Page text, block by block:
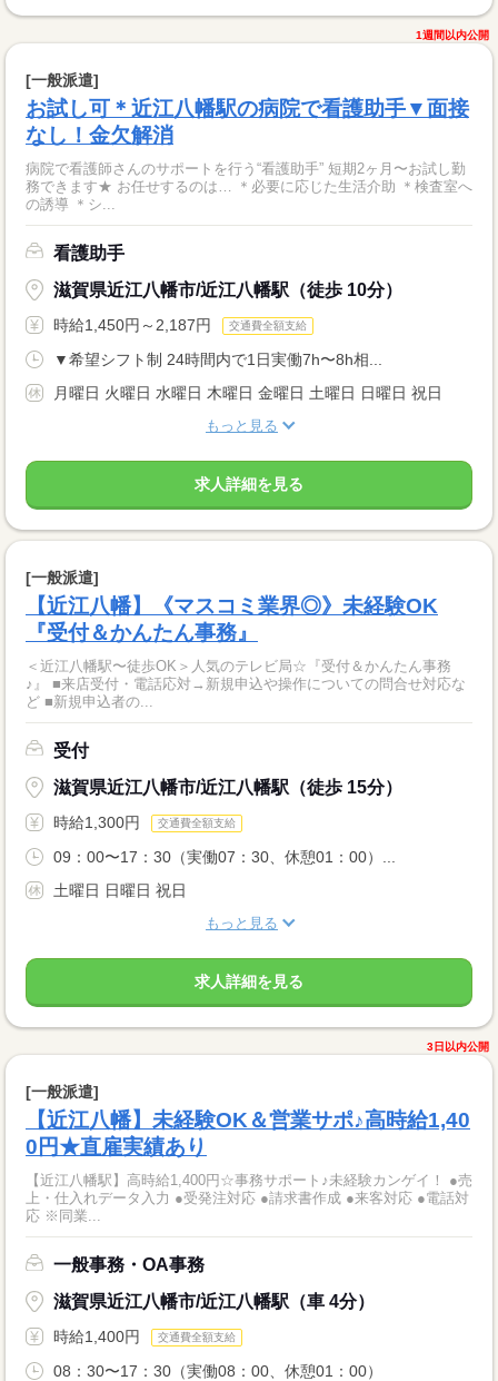
1週間以内公開
[一般派遣]
お試し可＊近江八幡駅の病院で看護助手▼面接
なし！金欠解消
病院で看護師さんのサポートを行う“看護助手” 短期2ヶ月〜お試し勤
務できます★ お任せするのは… ＊必要に応じた生活介助 ＊検査室へ
の誘導 ＊シ...
看護助手
滋賀県近江八幡市/近江八幡駅（徒歩 10分）
時給1,450円～2,187円 交通費全額支給
▼希望シフト制 24時間内で1日実働7h〜8h相...
月曜日 火曜日 水曜日 木曜日 金曜日 土曜日 日曜日 祝日
もっと見る
求人詳細を見る
[一般派遣]
【近江八幡】《マスコミ業界◎》未経験OK
『受付＆かんたん事務』
＜近江八幡駅〜徒歩OK＞人気のテレビ局☆『受付＆かんたん事務
♪』 ■来店受付・電話応対→新規申込や操作についての問合せ対応な
ど ■新規申込者の...
受付
滋賀県近江八幡市/近江八幡駅（徒歩 15分）
時給1,300円 交通費全額支給
09：00〜17：30（実働07：30、休憩01：00）...
土曜日 日曜日 祝日
もっと見る
求人詳細を見る
3日以内公開
[一般派遣]
【近江八幡】未経験OK＆営業サポ♪高時給1,40
0円★直雇実績あり
【近江八幡駅】高時給1,400円☆事務サポート♪未経験カンゲイ！ ●売
上・仕入れデータ入力 ●受発注対応 ●請求書作成 ●来客対応 ●電話対
応 ※同業...
一般事務・OA事務
滋賀県近江八幡市/近江八幡駅（車 4分）
時給1,400円 交通費全額支給
08：30〜17：30（実働08：00、休憩01：00）